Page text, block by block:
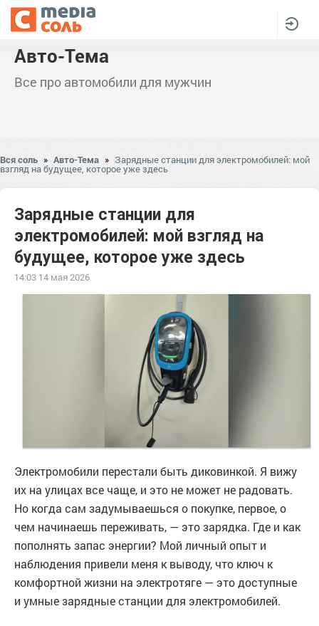
Авто-Тема
Все про автомобили для мужчин
Вся соль » Авто-Тема » Зарядные станции для электромобилей: мой
взгляд на будущее, которое уже здесь
Зарядные станции для
электромобилей: мой взгляд на
будущее, которое уже здесь
14:03 14 мая 2026
Электромобили перестали быть диковинкой. Я вижу
их на улицах все чаще, и это не может не радовать.
Но когда сам задумываешься о покупке, первое, о
чем начинаешь переживать, — это зарядка. Где и как
пополнять запас энергии? Мой личный опыт и
наблюдения привели меня к выводу, что ключ к
комфортной жизни на электротяге — это доступные
и умные зарядные станции для электромобилей.